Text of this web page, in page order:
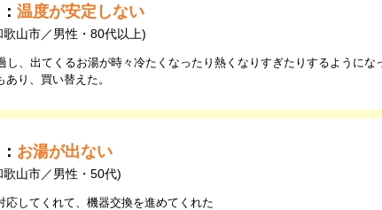
温度が安定しない
山市／男性・80代以上)
し、出てくるお湯が時々冷たくなったり熱くなりすぎたりするようにな
あり、買い替えた。
お湯が出ない
山市／男性・50代)
応してくれて、機器交換を進めてくれた